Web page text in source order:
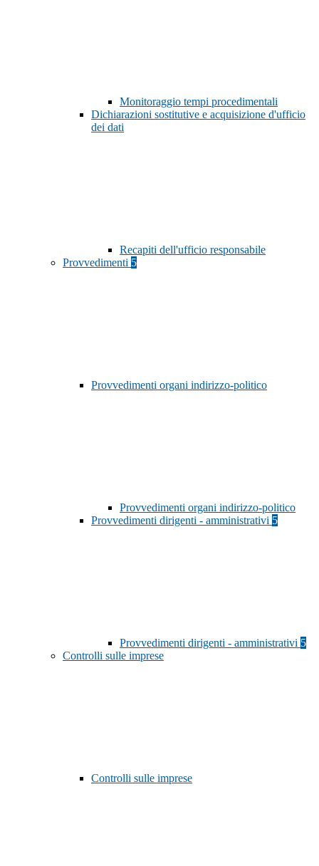
Monitoraggio tempi procedimentali
Dichiarazioni sostitutive e acquisizione d'ufficio
dei dati
Recapiti dell'ufficio responsabile
Provvedimenti 5
Provvedimenti organi indirizzo-politico
Provvedimenti organi indirizzo-politico
Provvedimenti dirigenti - amministrativi 5
Provvedimenti dirigenti - amministrativi 5
Controlli sulle imprese
Controlli sulle imprese